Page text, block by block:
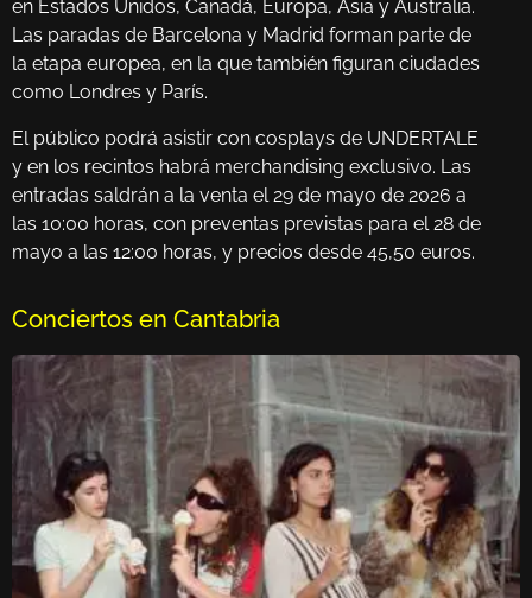
en Estados Unidos, Canadá, Europa, Asia y Australia.
Las paradas de Barcelona y Madrid forman parte de
la etapa europea, en la que también figuran ciudades
como Londres y París.
El público podrá asistir con cosplays de UNDERTALE
y en los recintos habrá merchandising exclusivo. Las
entradas saldrán a la venta el 29 de mayo de 2026 a
las 10:00 horas, con preventas previstas para el 28 de
mayo a las 12:00 horas, y precios desde 45,50 euros.
Conciertos en Cantabria